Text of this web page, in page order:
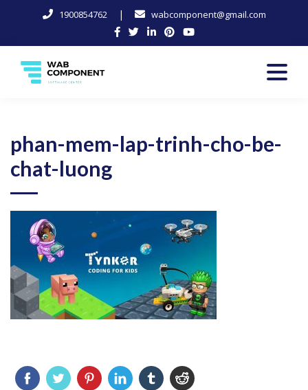
1900854762 | wabcomponent@gmail.com
content
phan-mem-lap-trinh-cho-be-
chat-luong